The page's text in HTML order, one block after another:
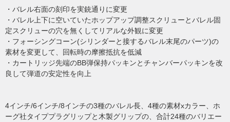
・バレル右面の刻印を実銃通りに変更
・バレル上下に空いていたホップアップ調整スクリューとバレル固
定スクリューの穴を無くしてリアルな外観に変更
・フォーシングコーン(シリンダーと接するバレル末尾のパーツ)の
素材を変更して、回転時の摩擦抵抗を低減
・カートリッジ先端のBB弾保持パッキンとチャンバーパッキンを改
良して弾道の安定性を向上
4インチ/6インチ/8インチの3種のバレル長、4種の素材xカラー、ホ
ーグ社タイププラグリップと木製グリップの、合計24種のバリエー